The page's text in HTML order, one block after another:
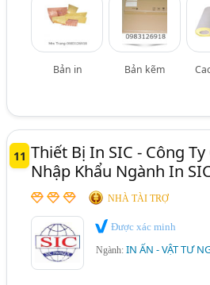
Bản in Bản kẽm
11 Thiết Bị In SIC - Công
Nhập Khẩu Ngành In
NHÀ TÀI TRỢ
Được xác minh
Ngành:IN ẤN - VẬT TƯ